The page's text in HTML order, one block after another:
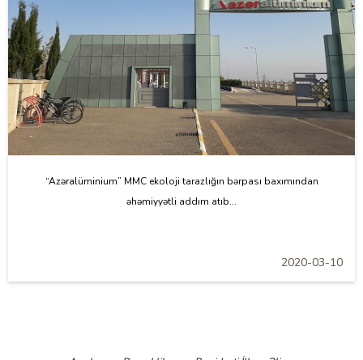
“Azəralüminium” MMC ekoloji tarazlığın bərpası baxımından
əhəmiyyətli addım atıb...
2020-03-10